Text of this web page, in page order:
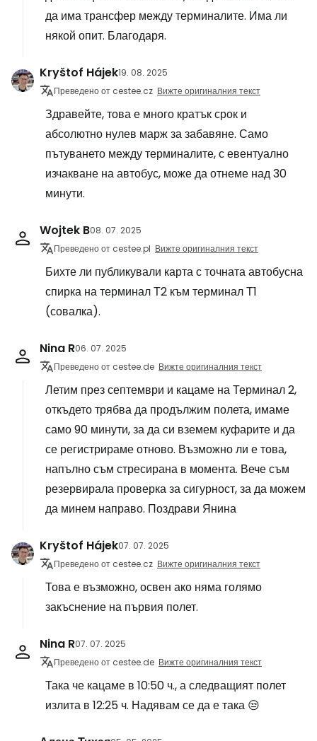
да има трансфер между терминалите. Има ли
някой опит. Благодаря.
Kryštof Hájek19. 08. 2025
Преведено от cestee.cz Вижте оригиналния текст
Здравейте, това е много кратък срок и
абсолютно нулев марж за забавяне. Само
пътуването между терминалите, с евентуално
изчакване на автобус, може да отнеме над 30
минути.
Wojtek B08. 07. 2025
Преведено от cestee.pl Вижте оригиналния текст
Бихте ли публикували карта с точната автобусна
спирка на терминал Т2 към терминал Т1
(совалка).
Nina R06. 07. 2025
Преведено от cestee.de Вижте оригиналния текст
Летим през септември и кацаме на Терминал 2,
откъдето трябва да продължим полета, имаме
само 90 минути, за да си вземем куфарите и да
се регистрираме отново. Възможно ли е това,
напълно съм стресирана в момента. Вече съм
резервирала проверка за сигурност, за да можем
да минем направо. Поздрави Янина
Kryštof Hájek07. 07. 2025
Преведено от cestee.cz Вижте оригиналния текст
Това е възможно, освен ако няма голямо
закъснение на първия полет.
Nina R07. 07. 2025
Преведено от cestee.de Вижте оригиналния текст
Така че кацаме в 10:50 ч., а следващият полет
излита в 12:25 ч. Надявам се да е така 😒